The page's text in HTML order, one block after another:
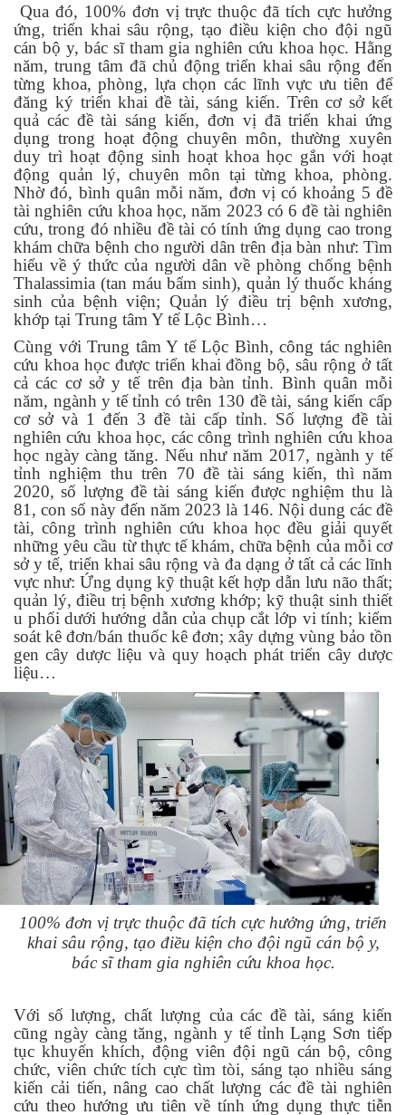
Qua đó, 100% đơn vị trực thuộc đã tích cực hưởng
ứng, triển khai sâu rộng, tạo điều kiện cho đội ngũ
cán bộ y, bác sĩ tham gia nghiên cứu khoa học. Hằng
năm, trung tâm đã chủ động triển khai sâu rộng đến
từng khoa, phòng, lựa chọn các lĩnh vực ưu tiên để
đăng ký triển khai đề tài, sáng kiến. Trên cơ sở kết
quả các đề tài sáng kiến, đơn vị đã triển khai ứng
dụng trong hoạt động chuyên môn, thường xuyên
duy trì hoạt động sinh hoạt khoa học gắn với hoạt
động quản lý, chuyên môn tại từng khoa, phòng.
Nhờ đó, bình quân mỗi năm, đơn vị có khoảng 5 đề
tài nghiên cứu khoa học, năm 2023 có 6 đề tài nghiên
cứu, trong đó nhiều đề tài có tính ứng dụng cao trong
khám chữa bệnh cho người dân trên địa bàn như: Tìm
hiểu về ý thức của người dân về phòng chống bệnh
Thalassimia (tan máu bẩm sinh), quản lý thuốc kháng
sinh của bệnh viện; Quản lý điều trị bệnh xương,
khớp tại Trung tâm Y tế Lộc Bình…
Cùng với Trung tâm Y tế Lộc Bình, công tác nghiên
cứu khoa học được triển khai đồng bộ, sâu rộng ở tất
cả các cơ sở y tế trên địa bàn tỉnh. Bình quân mỗi
năm, ngành y tế tỉnh có trên 130 đề tài, sáng kiến cấp
cơ sở và 1 đến 3 đề tài cấp tỉnh. Số lượng đề tài
nghiên cứu khoa học, các công trình nghiên cứu khoa
học ngày càng tăng. Nếu như năm 2017, ngành y tế
tỉnh nghiệm thu trên 70 đề tài sáng kiến, thì năm
2020, số lượng đề tài sáng kiến được nghiệm thu là
81, con số này đến năm 2023 là 146. Nội dung các đề
tài, công trình nghiên cứu khoa học đều giải quyết
những yêu cầu từ thực tế khám, chữa bệnh của mỗi cơ
sở y tế, triển khai sâu rộng và đa dạng ở tất cả các lĩnh
vực như: Ứng dụng kỹ thuật kết hợp dẫn lưu não thất;
quản lý, điều trị bệnh xương khớp; kỹ thuật sinh thiết
u phổi dưới hướng dẫn của chụp cắt lớp vi tính; kiểm
soát kê đơn/bán thuốc kê đơn; xây dựng vùng bảo tồn
gen cây dược liệu và quy hoạch phát triển cây dược
liệu…
100% đơn vị trực thuộc đã tích cực hưởng ứng, triển
khai sâu rộng, tạo điều kiện cho đội ngũ cán bộ y,
bác sĩ tham gia nghiên cứu khoa học.
Với số lượng, chất lượng của các đề tài, sáng kiến
cũng ngày càng tăng, ngành y tế tỉnh Lạng Sơn tiếp
tục khuyến khích, động viên đội ngũ cán bộ, công
chức, viên chức tích cực tìm tòi, sáng tạo nhiều sáng
kiến cải tiến, nâng cao chất lượng các đề tài nghiên
cứu theo hướng ưu tiên về tính ứng dụng thực tiễn